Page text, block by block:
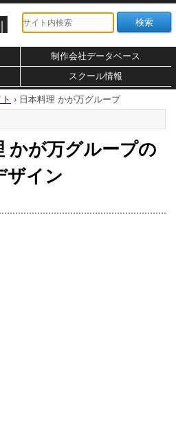
制作会社データベース
スクール情報
› 日本料理 かが万グループ
かが万グループの
ザイン